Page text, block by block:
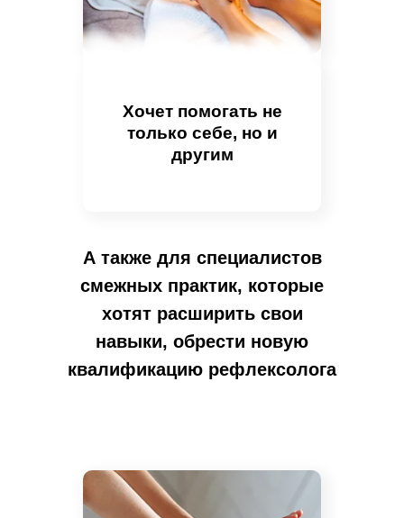
Хочет помогать не
только себе, но и
другим
А также для специалистов
смежных практик, которые
хотят расширить свои
навыки, обрести новую
квалификацию рефлексолога